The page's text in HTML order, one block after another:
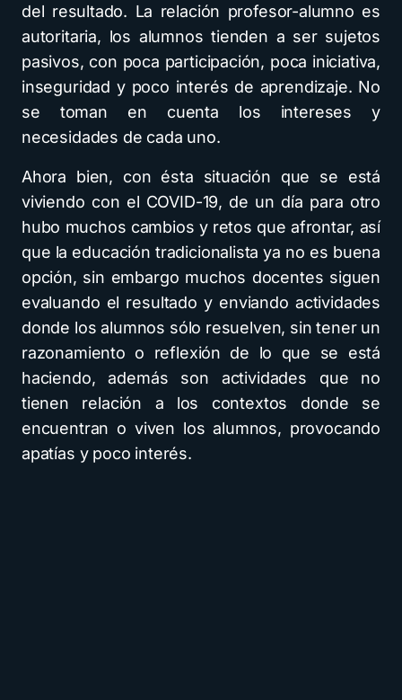
del resultado. La relación profesor-alumno es
autoritaria, los alumnos tienden a ser sujetos
pasivos, con poca participación, poca iniciativa,
inseguridad y poco interés de aprendizaje. No
se toman en cuenta los intereses y
necesidades de cada uno.
Ahora bien, con ésta situación que se está
viviendo con el COVID-19, de un día para otro
hubo muchos cambios y retos que afrontar, así
que la educación tradicionalista ya no es buena
opción, sin embargo muchos docentes siguen
evaluando el resultado y enviando actividades
donde los alumnos sólo resuelven, sin tener un
razonamiento o reflexión de lo que se está
haciendo, además son actividades que no
tienen relación a los contextos donde se
encuentran o viven los alumnos, provocando
apatías y poco interés.